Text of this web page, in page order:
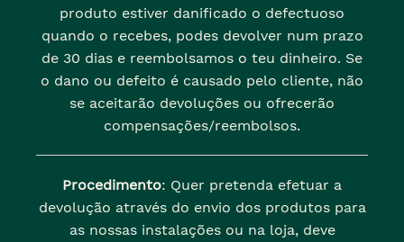
produto estiver danificado o defectuoso
quando o recebes, podes devolver num prazo
de 30 dias e reembolsamos o teu dinheiro. Se
o dano ou defeito é causado pelo cliente, não
se aceitarão devoluções ou ofrecerão
compensações/reembolsos.
Procedimento: Quer pretenda efetuar a
devolução através do envio dos produtos para
as nossas instalações ou na loja, deve